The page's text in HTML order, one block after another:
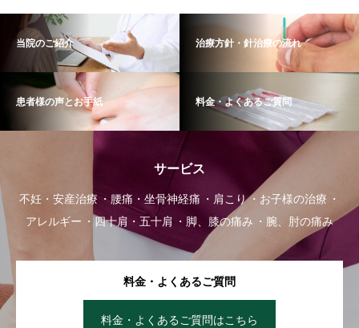
当院のご紹介 治療方針・針治療の流れ
患者様の声とお手紙 料金・よくあるご質問
サービス
不妊・安産治療 腰痛・坐骨神経痛 肩こり
お子様の治療
アレルギー
四十肩・五十肩 脚、膝の痛み 腕、肘の痛み
料金・よくあるご質問
料金・よくあるご質問はこちら